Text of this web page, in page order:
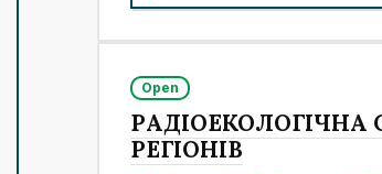
Open
РЕГІОНІВ